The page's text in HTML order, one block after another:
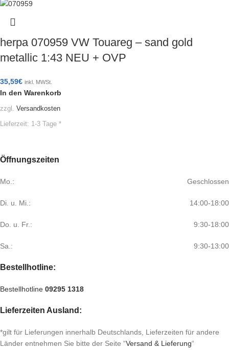
herpa 070959 VW Touareg – sand gold
metallic 1:43 NEU + OVP
35,59€ inkl. MWSt.
In den Warenkorb
zzgl. Versandkosten
Lieferzeit: 1-3 Tage *
Öffnungszeiten
Mo.: Geschlossen
Di. u. Mi.: 14:00-18:00
Do. u. Fr.: 9:30-18:00
Sa.: 9:30-13:00
Bestellhotline:
Bestellhotline 09295 1318
Lieferzeiten Ausland:
*gilt für Lieferungen innerhalb Deutschlands, Lieferzeiten für andere
Länder entnehmen Sie bitte der Seite “Versand & Lieferung“